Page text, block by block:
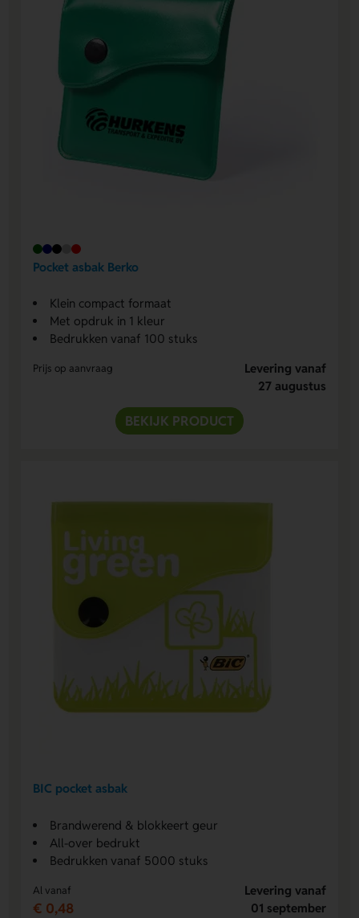
Pocket asbak Berko
Klein compact formaat
Met opdruk in 1 kleur
Bedrukken vanaf 100 stuks
Prijs op aanvraag
Levering vanaf
27 augustus
BEKIJK PRODUCT
BIC pocket asbak
Brandwerend & blokkeert geur
All-over bedrukt
Bedrukken vanaf 5000 stuks
Al vanaf
€ 0,48
Levering vanaf
01 september